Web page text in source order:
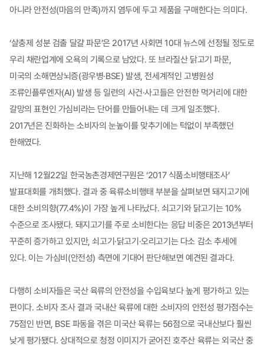
아니라 안전성(마음의 만족)까지 염두에 두고 제품을 구매한다는 의미다.
‘살충제 성분 검출 달걀 파문’은 2017년 사회면 10대 뉴스에 선정될 정도로
우리 채란업계에 오욕의 기록으로 남았다. 또 브라질산 닭고기 파문,
미국의 소해면상뇌증(광우병·BSE) 발생, 전세계적인 고병원성
조류인플루엔자(AI) 발생 등 일련의 사건·사고들은 안전한 먹거리에 대한
갈망의 표현인 가심비라는 단어를 만들어내는 데 크게 일조했다.
2017년은 진화하는 소비자의 눈높이를 맞추기에는 턱없이 부족했던
한해였다.
지난해 12월22일 한국농촌경제연구원은 ‘2017 식품소비행태조사’
발표대회를 개최했다. 결과 중 육류소비행태 부분을 살펴보면 돼지고기에
대한 소비의향(77.4%)이 가장 높게 나타났다. 쇠고기와 닭고기는 10%
수준으로 조사됐다. 돼지고기를 주로 소비한다는 응답 비중은 2013년부터
꾸준히 증가하고 있지만, 쇠고기·닭고기·오리고기는 다소 감소 추세에
있다. 이는 가심비(안전성) 측면에 기대어 판단해보면 예견된 결과다.
다행히 소비자들은 국산 육류의 안전성을 수입육보다 높게 평가하고 있는
편이다. 소비자 조사 결과 국내산 육류에 대한 소비자의 안전성 평가점수는
75점인 반면, BSE 파동을 겪은 미국산 육류는 56점으로 국내산보다 훨씬
낮게 평가됐다. 상대적으로 청정 이미지가 굳어진 호주산 육류는 외국산 중